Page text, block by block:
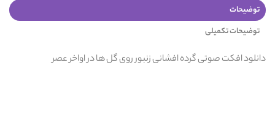
توضیحات
توضیحات تکمیلی
دانلود افکت صوتی گرده افشانی زنبور روی گل ها در اواخر عصر